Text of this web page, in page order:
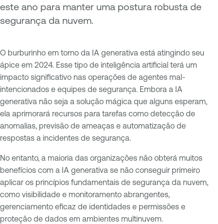
este ano para manter uma postura robusta de
segurança da nuvem.
O burburinho em torno da IA generativa está atingindo seu
ápice em 2024. Esse tipo de inteligência artificial terá um
impacto significativo nas operações de agentes mal-
intencionados e equipes de segurança. Embora a IA
generativa não seja a solução mágica que alguns esperam,
ela aprimorará recursos para tarefas como detecção de
anomalias, previsão de ameaças e automatização de
respostas a incidentes de segurança.
No entanto, a maioria das organizações não obterá muitos
benefícios com a IA generativa se não conseguir primeiro
aplicar os princípios fundamentais de segurança da nuvem,
como visibilidade e monitoramento abrangentes,
gerenciamento eficaz de identidades e permissões e
proteção de dados em ambientes multinuvem.